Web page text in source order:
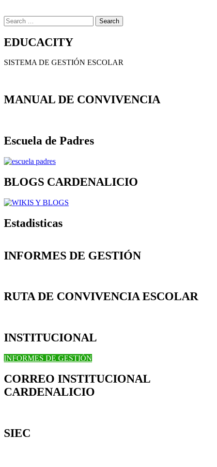
Search
for:
EDUCACITY
SISTEMA DE GESTIÓN ESCOLAR
MANUAL DE CONVIVENCIA
Escuela de Padres
BLOGS CARDENALICIO
Estadisticas
INFORMES DE GESTIÓN
RUTA DE CONVIVENCIA ESCOLAR
INSTITUCIONAL
INFORMES DE GESTIÓN
CORREO INSTITUCIONAL
CARDENALICIO
SIEC